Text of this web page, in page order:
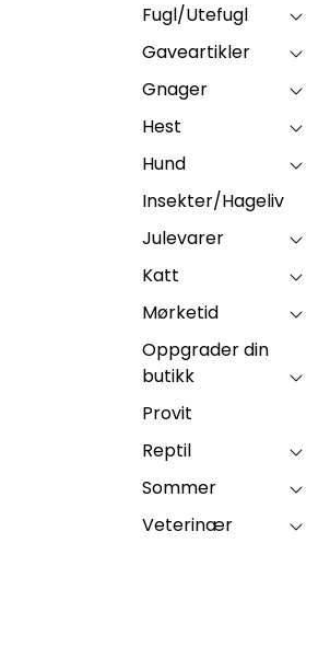
Fugl/Utefugl
Gaveartikler
Gnager
Hest
Hund
Insekter/Hageliv
Julevarer
Katt
Mørketid
Oppgrader din
butikk
Provit
Reptil
Sommer
Veterinær